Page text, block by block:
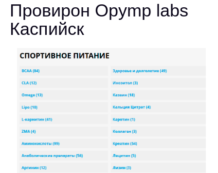
Провирон Opymp labs
Каспийск